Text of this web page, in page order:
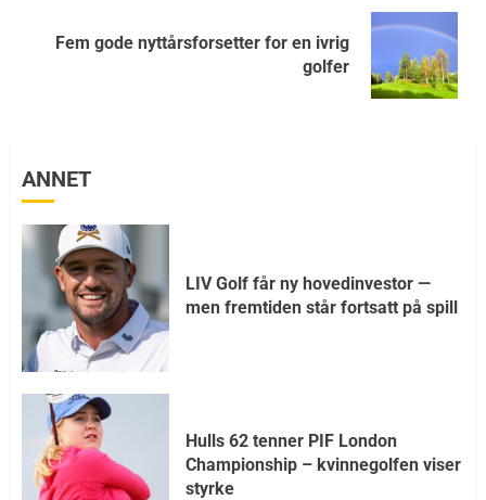
Fem gode nyttårsforsetter for en ivrig
golfer
ANNET
LIV Golf får ny hovedinvestor —
men fremtiden står fortsatt på spill
Hulls 62 tenner PIF London
Championship – kvinnegolfen viser
styrke